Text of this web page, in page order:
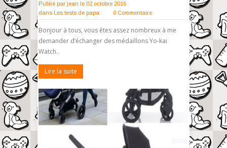
Publié par jean le 02 octobre 2016
dans Les tests de papa 0 Commentaire
Bonjour à tous, vous êtes assez nombreux à me
demander d’échanger des médaillons Yo-kai
Watch..
Lire la suite